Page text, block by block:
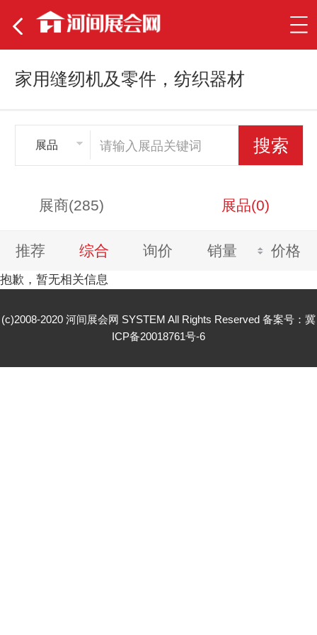
家用缝纫机及零件，纺织器材
展品
展商(285) 展品(0)
推荐 综合 询价 销量 价格
抱歉，暂无相关信息
(c)2008-2020 河间展会网 SYSTEM All Rights Reserved 备案号： 冀
ICP备20018761号-6